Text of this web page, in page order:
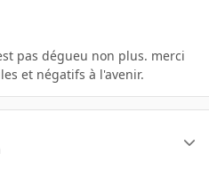
pas dégueu non plus. merci
et négatifs à l'avenir.